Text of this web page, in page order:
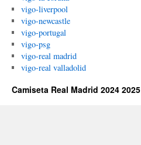
vigo-liverpool
vigo-newcastle
vigo-portugal
vigo-psg
vigo-real madrid
vigo-real valladolid
Camiseta Real Madrid 2024 2025